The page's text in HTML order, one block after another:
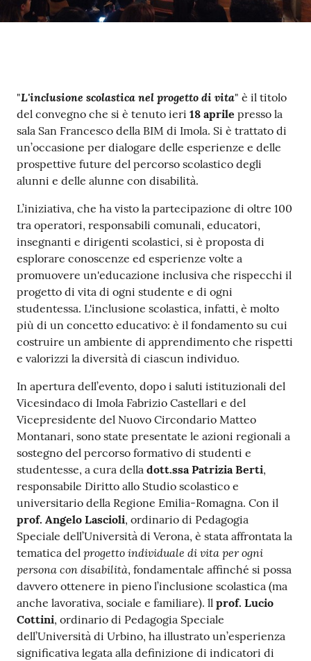
Contenuto
"L'inclusione scolastica nel progetto di vita" è il titolo
del convegno che si è tenuto ieri 18 aprile presso la
sala San Francesco della BIM di Imola. Si è trattato di
un’occasione per dialogare delle esperienze e delle
prospettive future del percorso scolastico degli
alunni e delle alunne con disabilità.
L’iniziativa, che ha visto la partecipazione di oltre 100
tra operatori, responsabili comunali, educatori,
insegnanti e dirigenti scolastici, si è proposta di
esplorare conoscenze ed esperienze volte a
promuovere un'educazione inclusiva che rispecchi il
progetto di vita di ogni studente e di ogni
studentessa. L'inclusione scolastica, infatti, è molto
più di un concetto educativo: è il fondamento su cui
costruire un ambiente di apprendimento che rispetti
e valorizzi la diversità di ciascun individuo.
In apertura dell’evento, dopo i saluti istituzionali del
Vicesindaco di Imola Fabrizio Castellari e del
Vicepresidente del Nuovo Circondario Matteo
Montanari, sono state presentate le azioni regionali a
sostegno del percorso formativo di studenti e
studentesse, a cura della dott.ssa Patrizia Berti,
responsabile Diritto allo Studio scolastico e
universitario della Regione Emilia-Romagna. Con il
prof. Angelo Lascioli, ordinario di Pedagogia
Speciale dell’Università di Verona, è stata affrontata la
tematica del progetto individuale di vita per ogni
persona con disabilità, fondamentale affinché si possa
davvero ottenere in pieno l’inclusione scolastica (ma
anche lavorativa, sociale e familiare). ll prof. Lucio
Cottini, ordinario di Pedagogia Speciale
dell’Università di Urbino, ha illustrato un’esperienza
significativa legata alla definizione di indicatori di